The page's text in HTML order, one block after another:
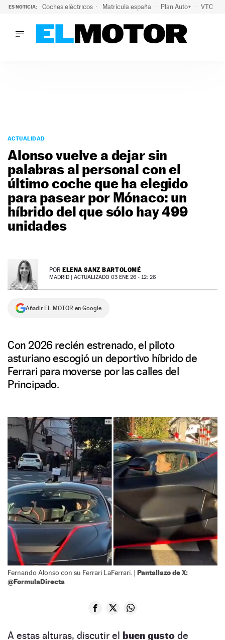
ES NOTICIA: Coches eléctricos Matrícula españa Plan Auto+ VTC
PODCAST
MOTOS
TECNOLOGÍA
SUPERCOCHES
PREMIOS
SERVICIOS
SÍGUENOS
ACTUALIDAD
Alonso vuelve a dejar sin
palabras al personal con el
último coche que ha elegido
para pasear por Mónaco: un
híbrido del que sólo hay 499
unidades
POR ELENA SANZ BARTOLOMÉ
MADRID | ACTUALIZADO 03 ENE 26 - 12: 26
Añadir EL MOTOR en Google
Con 2026 recién estrenado, el piloto
asturiano escogió un deportivo híbrido de
Ferrari para moverse por las calles del
Principado.
Fernando Alonso con su Ferrari LaFerrari. | Pantallazo de X:
@FormulaDirecta
A estas alturas, discutir el buen gusto de